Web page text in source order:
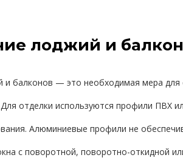
лоджий и
и балконов — это необходимая мера
отделки используются профили ПВХ
Алюминиевые профили не
с поворотной, поворотно-откидной